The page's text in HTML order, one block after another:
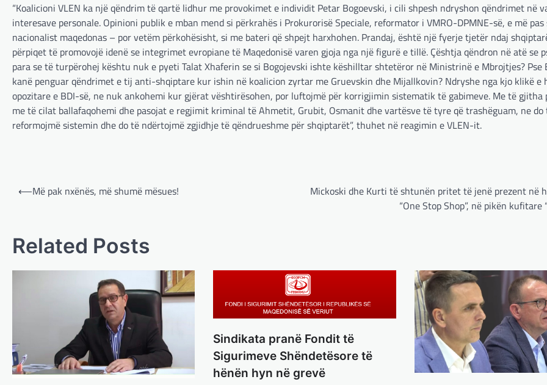
“Koalicioni VLEN ka një qëndrim të qartë lidhur me provokimet e individit Petar Bogoevski, i cili shpesh ndryshon qëndrimet në
interesave personale. Opinioni publik e mban mend si përkrahës i Prokurorisë Speciale, reformator i VMRO-DPMNE-së, e më
nacionalist maqedonas – por vetëm përkohësisht, si me bateri që shpejt harxhohen. Prandaj, është një fyerje tjetër ndaj
përpiqet të promovojë idenë se integrimet evropiane të Maqedonisë varen gjoja nga një figurë e tillë. Çështja qëndron në atë se
para se të turpërohej kështu nuk e pyeti Talat Xhaferin se si Bogojevski ishte këshilltar shtetëror në Ministrinë e Mbrojtjes? Pse
kanë penguar qëndrimet e tij anti-shqiptare kur ishin në koalicion zyrtar me Gruevskin dhe Mijallkovin? Ndryshe nga kjo klikë e
opozitare e BDI-së, ne nuk ankohemi kur gjërat vështirësohen, por luftojmë për korrigjimin sistematik të gabimeve. Me të gjitha
me të cilat ballafaqohemi dhe pasojat e regjimit kriminal të Ahmetit, Grubit, Osmanit dhe vartësve të tyre që trashëguam, ne do
reformojmë sistemin dhe do të ndërtojmë zgjidhje të qëndrueshme për shqiptarët”, thuhet në reagimin e VLEN-it.
Post
⟵Më pak nxënës, më shumë mësues!
Mickoski dhe Kurti të shtunën pritet të jenë prezent në
“One Stop Shop”, në pikën kufitare
Related Posts
Sindikata pranë Fondit të
Sigurimeve Shëndetësore të
hënën hyn në grevë